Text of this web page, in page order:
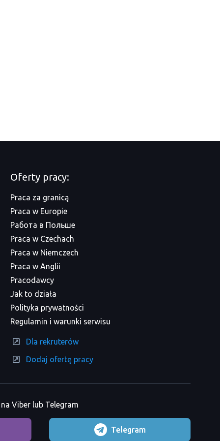
Oferty pracy:
Praca za granicą
Praca w Europie
Работа в Польше
Praca w Czechach
Praca w Niemczech
Praca w Anglii
Pracodawcy
Jak to działa
Polityka prywatności
Regulamin i warunki serwisu
Dla rekruterów
Dodaj ofertę pracy
Viber lub Telegram
Telegram